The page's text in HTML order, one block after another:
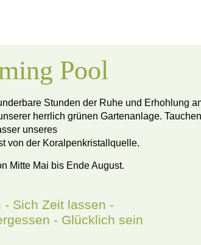
Pool
Stunden der Ruhe und Erhohlung
herrlich grünen Gartenanlage.
unseres
von der Koralpenkristallquelle.
Mitte Mai bis Ende August.
- Sich Zeit lassen -
- Glücklich sein